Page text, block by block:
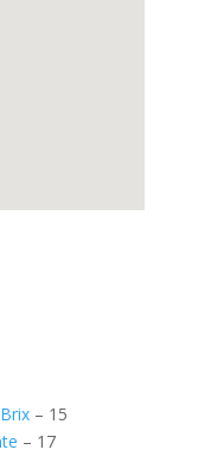
– 15
– 17